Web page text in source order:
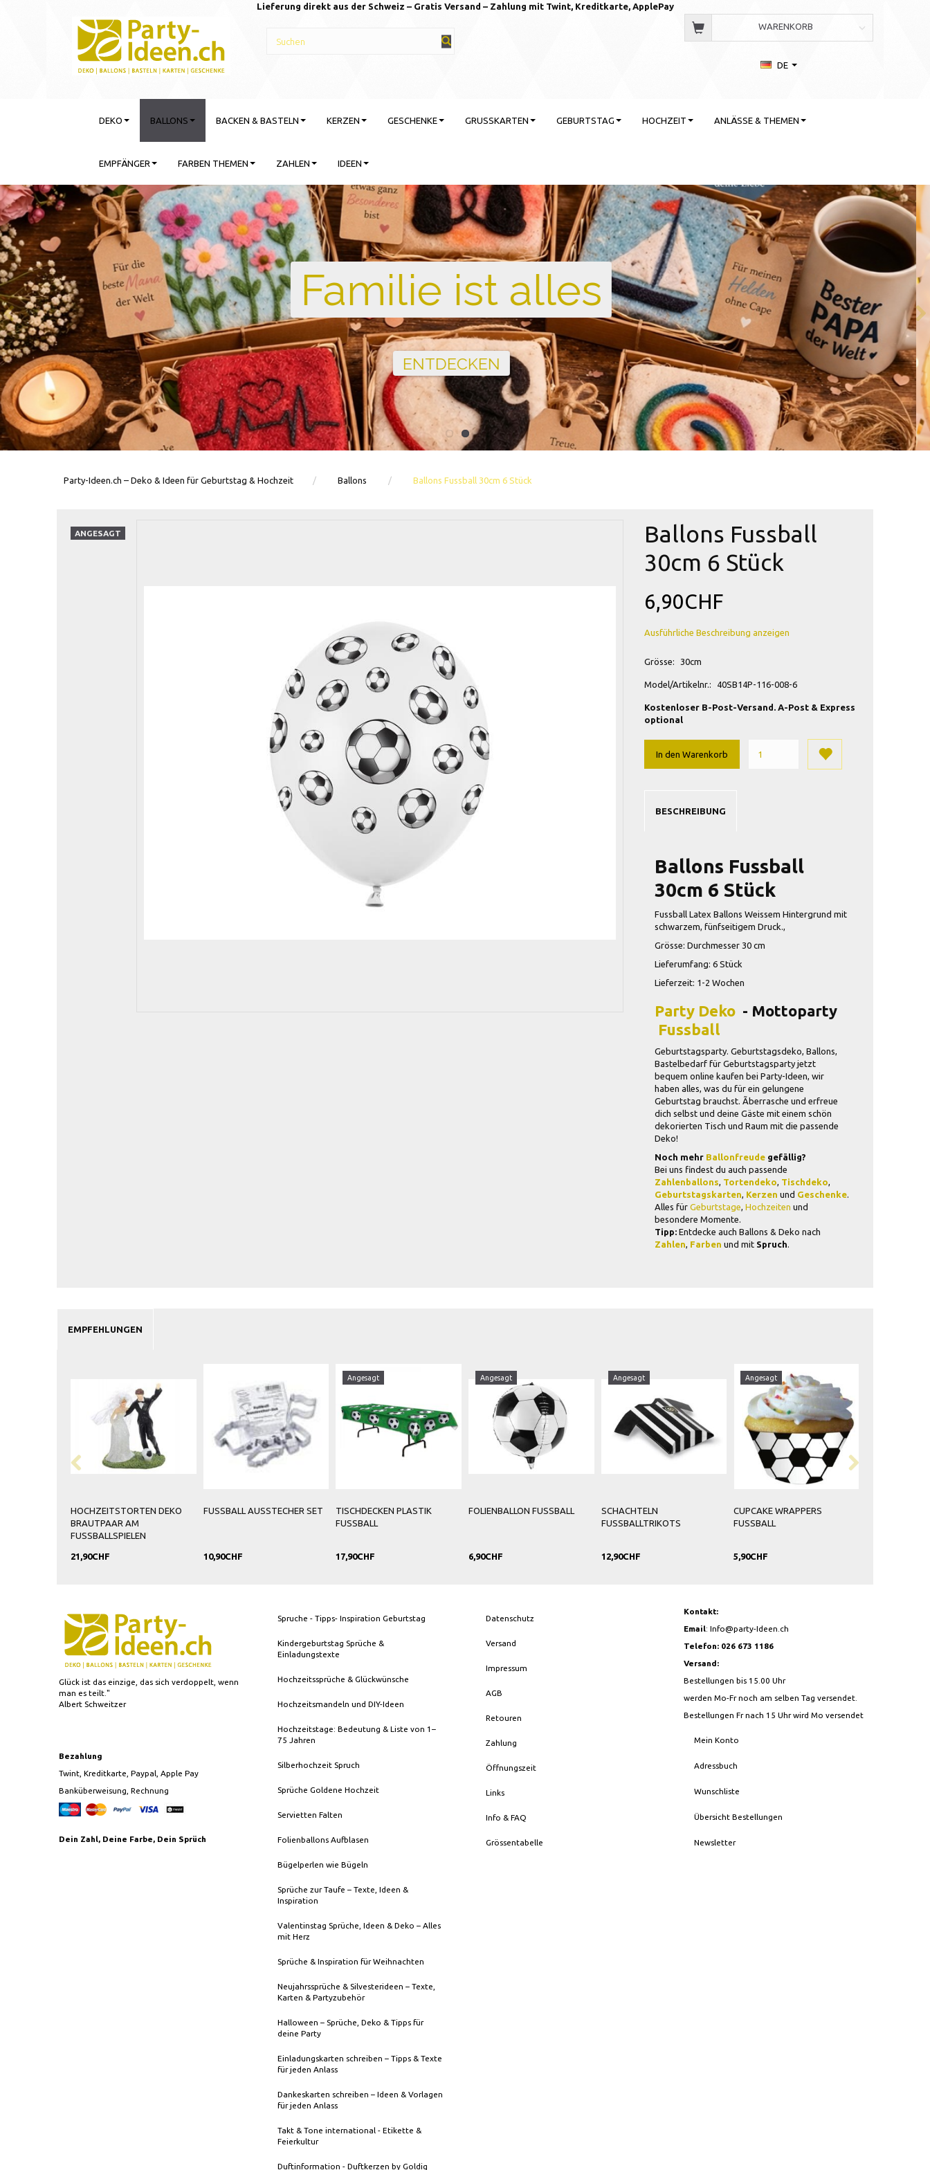
Lieferung direkt aus der Schweiz – Gratis Versand – Zahlung mit Twint, Kreditkarte, ApplePay
WARENKORB
DE
DEKO BALLONS BACKEN & BASTELN KERZEN GESCHENKE GRUSSKARTEN GEBURTSTAG HOCHZEIT ANLÄSSE & THEMEN
EMPFÄNGER FARBEN THEMEN ZAHLEN IDEEN
Geburtstag feiern mit Stil
Ballons · Tischdeko · Karten · Zahlen
GEBURTSTAGSDEKO ENTDECKEN
Party-Ideen.ch – Deko & Ideen für Geburtstag & Hochzeit Ballons Ballons Fussball 30cm 6 Stück
ANGESAGT
Ballons Fussball
30cm 6 Stück
6,90CHF
Ausführliche Beschreibung anzeigen
Grösse: 30cm
Model/Artikelnr.: 40SB14P-116-008-6
Kostenloser B-Post-Versand. A-Post & Express
optional
In den Warenkorb
BESCHREIBUNG
Ballons Fussball
30cm 6 Stück
Fussball Latex Ballons Weissem Hintergrund mit
schwarzem, fünfseitigem Druck.,
Grösse: Durchmesser 30 cm
Lieferumfang: 6 Stück
Lieferzeit: 1-2 Wochen
Party Deko- Mottoparty
Fussball
Geburtstagsparty. Geburtstagsdeko, Ballons,
Bastelbedarf für Geburtstagsparty jetzt
bequem online kaufen bei Party-Ideen, wir
haben alles, was du für ein gelungene
Geburtstag brauchst. Ãberrasche und erfreue
dich selbst und deine Gäste mit einem schön
dekorierten Tisch und Raum mit die passende
Deko!
Noch mehr Ballonfreudegefällig?
Bei uns findest du auch passende
Zahlenballons Tortendeko Tischdeko
Geburtstagskarten Kerzen und Geschenke.
Alles für Geburtstage Hochzeiten und
besondere Momente.
Tipp:Entdecke auch Ballons & Deko nach
Zahlen Farben und mit Spruch
EMPFEHLUNGEN
HOCHZEITSTORTEN DEKO
BRAUTPAAR AM
FUSSBALLSPIELEN
21,90CHF
FUSSBALL AUSSTECHER SET
10,90CHF
Angesagt
TISCHDECKEN PLASTIK
FUSSBALL
17,90CHF
Angesagt
FOLIENBALLON FUSSBALL
6,90CHF
Angesagt
SCHACHTELN
FUSSBALLTRIKOTS
12,90CHF
Angesagt
CUPCAKE WRAPPERS
FUSSBALL
5,90CHF
Glück ist das einzige, das sich verdoppelt, wenn
man es teilt."
Albert Schweitzer
Bezahlung
Twint, Kreditkarte, Paypal, Apple Pay
Banküberweisung, Rechnung
Dein Zahl, Deine Farbe, Dein Sprüch
Spruche - Tipps- Inspiration Geburtstag
Kindergeburtstag Sprüche &
Einladungstexte
Hochzeitssprüche & Glückwünsche
Hochzeitsmandeln und DIY-Ideen
Hochzeitstage: Bedeutung & Liste von 1–
75 Jahren
Silberhochzeit Spruch
Sprüche Goldene Hochzeit
Servietten Falten
Folienballons Aufblasen
Bügelperlen wie Bügeln
Sprüche zur Taufe – Texte, Ideen &
Inspiration
Valentinstag Sprüche, Ideen & Deko – Alles
mit Herz
Sprüche & Inspiration für Weihnachten
Neujahrssprüche & Silvesterideen – Texte,
Karten & Partyzubehör
Halloween – Sprüche, Deko & Tipps für
deine Party
Einladungskarten schreiben – Tipps & Texte
für jeden Anlass
Dankeskarten schreiben – Ideen & Vorlagen
für jeden Anlass
Takt & Tone international - Etikette &
Feierkultur
Duftinformation - Duftkerzen by Goldig
Datenschutz
Versand
Impressum
AGB
Retouren
Zahlung
Öffnungszeit
Links
Info & FAQ
Grössentabelle
Kontakt:
Email:Info@party-Ideen.ch
Telefon: 026 673 1186
Versand:
Bestellungen bis 15.00 Uhr
werden Mo-Fr noch am selben Tag versendet.
Bestellungen Fr nach 15 Uhr wird Mo versendet
Mein Konto
Adressbuch
Wunschliste
Übersicht Bestellungen
Newsletter